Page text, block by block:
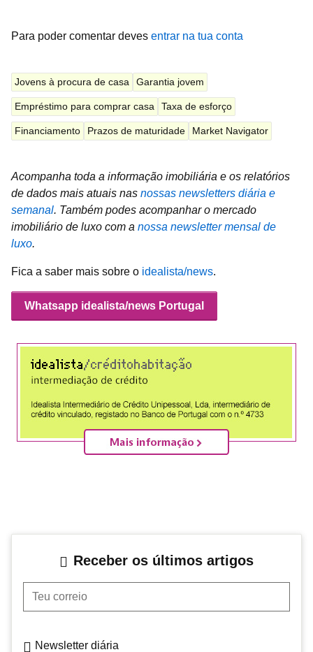
Para poder comentar deves entrar na tua conta
Jovens à procura de casa Garantia jovem
Empréstimo para comprar casa Taxa de esforço
Financiamento Prazos de maturidade Market Navigator
Acompanha toda a informação imobiliária e os relatórios
de dados mais atuais nas nossas newsletters diária e
semanal. Também podes acompanhar o mercado
imobiliário de luxo com a nossa newsletter mensal de
luxo.
Fica a saber mais sobre o idealista/news.
Whatsapp idealista/news Portugal
Receber os últimos artigos
Teu correio
Newsletter diária